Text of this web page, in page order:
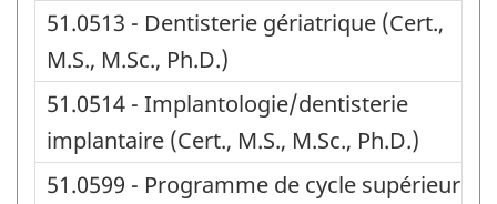
51.0513 - Dentisterie gériatrique (Cert.,
M.S., M.Sc., Ph.D.)
51.0514 - Implantologie/dentisterie
implantaire (Cert., M.S., M.Sc., Ph.D.)
51.0599 - Programme de cycle supérieur